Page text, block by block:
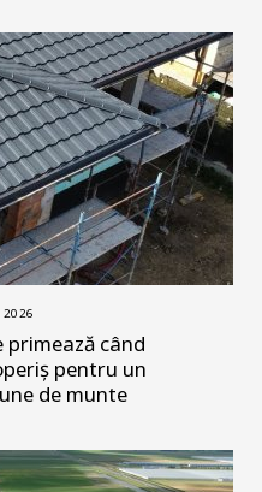
primează când
pentru un
de munte